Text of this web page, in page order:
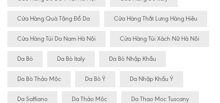
Cửa Hàng Quà Tặng Đồ Da Cửa Hàng Thắt Lưng Hàng Hiệu
Cửa Hàng Túi Da Nam Hà Nội Cửa Hàng Túi Xách Nữ Hà Nội
Da Bò Da Bò Italy Da Bò Nhập Khẩu
Da Bò Thảo Mộc Da Bò Ý Da Nhập Khẩu Ý
Da Saffiano Da Thảo Mộc Da Thao Moc Tuscany